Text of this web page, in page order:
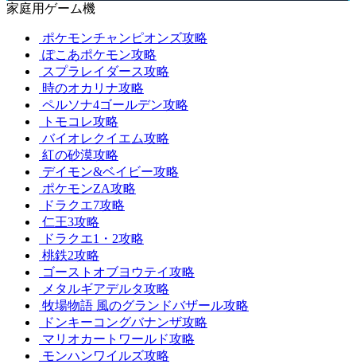
家庭用ゲーム機
ポケモンチャンピオンズ攻略
ぽこあポケモン攻略
スプラレイダース攻略
時のオカリナ攻略
ペルソナ4ゴールデン攻略
トモコレ攻略
バイオレクイエム攻略
紅の砂漠攻略
デイモン&ベイビー攻略
ポケモンZA攻略
ドラクエ7攻略
仁王3攻略
ドラクエ1・2攻略
桃鉄2攻略
ゴーストオブヨウテイ攻略
メタルギアデルタ攻略
牧場物語 風のグランドバザール攻略
ドンキーコングバナンザ攻略
マリオカートワールド攻略
モンハンワイルズ攻略